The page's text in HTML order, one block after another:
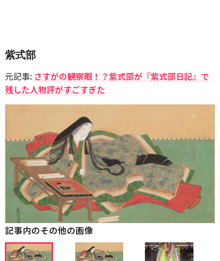
紫式部
元記事: さすがの観察眼！？紫式部が『紫式部日記』で
残した人物評がすごすぎた
記事内のその他の画像